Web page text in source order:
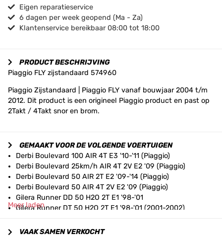
Eigen reparatieservice
6 dagen per week geopend (Ma - Za)
Klantenservice bereikbaar 08:00 tot 18:00
PRODUCT BESCHRIJVING
Piaggio FLY zijstandaard 574960
Piaggio Zijstandaard | Piaggio FLY vanaf bouwjaar 2004 t/m
2012. Dit product is een origineel Piaggio product en past op
2Takt / 4Takt snor en brom.
GEMAAKT VOOR DE VOLGENDE VOERTUIGEN
Derbi Boulevard 100 AIR 4T E3 '10-'11 (Piaggio)
Derbi Boulevard 25km/h AIR 4T 2V E2 '09 (Piaggio)
Derbi Boulevard 50 AIR 2T E2 '09-'14 (Piaggio)
Derbi Boulevard 50 AIR 4T 2V E2 '09 (Piaggio)
Gilera Runner DD 50 H2O 2T E1 '98-'01
Gilera Runner DT 50 H2O 2T E1 '98-'01 (2001-2002)
Gilera Runner Pure Jet 50i H2O 2T E2 '04
Meer laden
VAAK SAMEN VERKOCHT